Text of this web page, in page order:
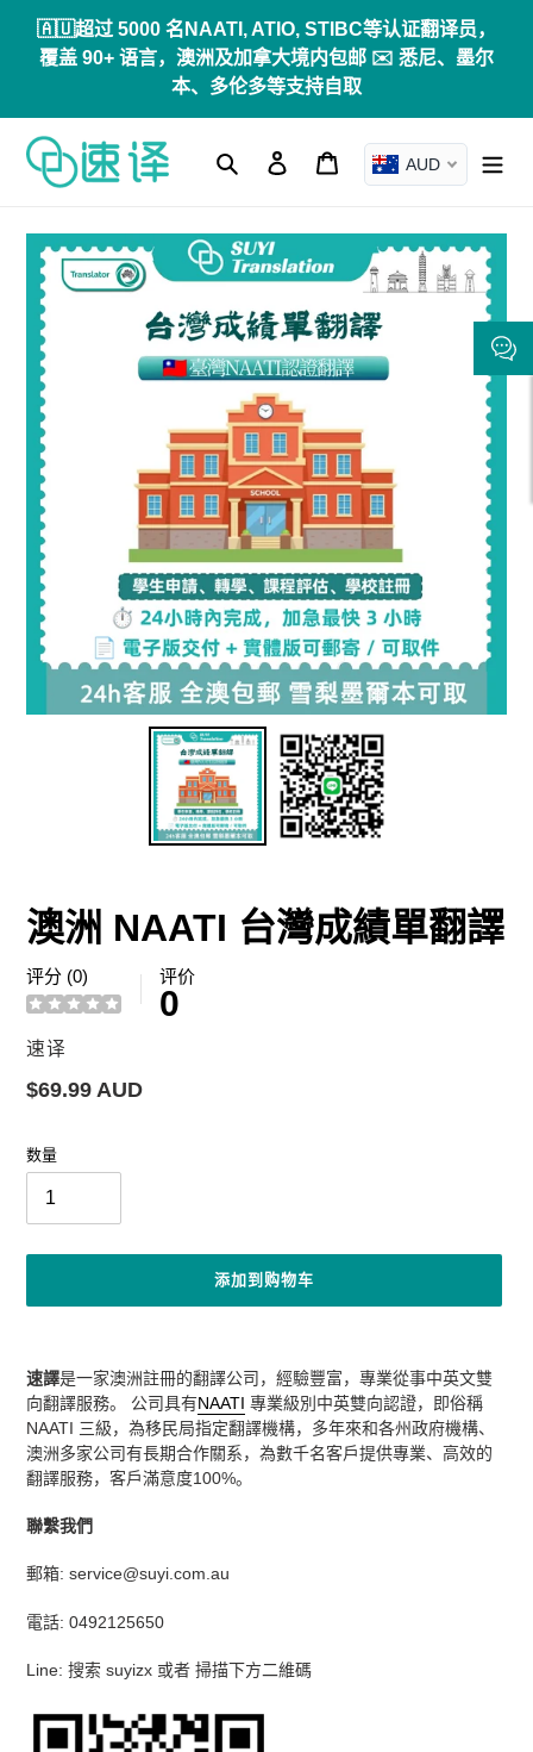
🇦🇺超过 5000 名NAATI, ATIO, STIBC等认证翻译员，
覆盖 90+ 语言，澳洲及加拿大境内包邮 ✉️ 悉尼、墨尔
本、多伦多等支持自取
搜索 登录 购物车 AUD
澳洲 NAATI 台灣成績單翻譯
评分 (0) 评价
0
供
商
速译
常
价
$69.99 AUD
数量
添加到购物车
产
品
添
加
到
您
的
购
物
速譯是一家澳洲註冊的翻譯公司，經驗豐富，專業從事中英文雙
向翻譯服務。 公司具有NAATI 專業級別中英雙向認證，即俗稱
NAATI 三級，為移民局指定翻譯機構，多年來和各州政府機構、
澳洲多家公司有長期合作關系，為數千名客戶提供專業、高效的
翻譯服務，客戶滿意度100%。
聯繫我們
郵箱: service@suyi.com.au
電話: 0492125650
Line: 搜索 suyizx 或者 掃描下方二維碼